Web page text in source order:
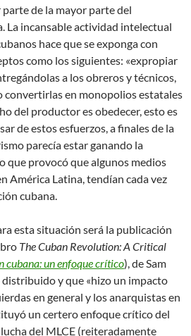
de la mayor parte del
La incansable actividad intelectual
hace que se exponga con
como los siguientes: «expropiar
a los obreros y técnicos,
convertirlas en monopolios estatales
del productor es obedecer, esto es
de estos esfuerzos, a finales de la
parecía estar ganando la
que provocó que algunos medios
América Latina, tendían cada vez
cubana.
esta situación será la publicación
The Cuban Revolution: A Critical
cubana: un enfoque crítico), de Sam
y que «hizo un impacto
en general y los anarquistas en
un certero enfoque crítico del
del MLCE (reiteradamente